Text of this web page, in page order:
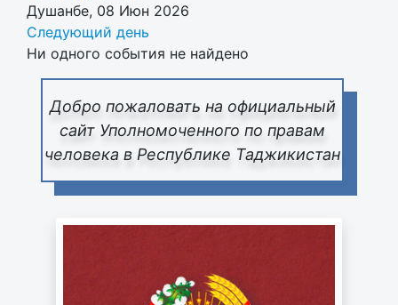
Добро пожаловать на официальный
сайт Уполномоченного по правам
человека в Республике Таджикистан
Душанбе, 08 Июн 2026
Следующий день
Ни одного события не найдено